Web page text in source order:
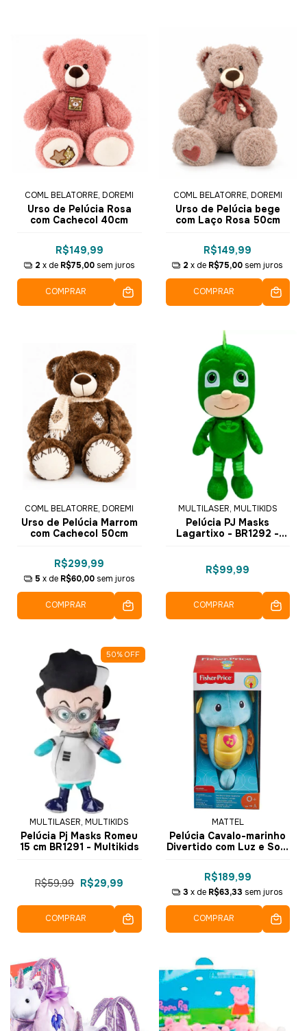
COML BELATORRE, DOREMI
Urso de Pelúcia Rosa
com Cachecol 40cm
R$149,99
2 x de R$75,00 sem juros
COMPRAR
COML BELATORRE, DOREMI
Urso de Pelúcia bege
com Laço Rosa 50cm
R$149,99
2 x de R$75,00 sem juros
COMPRAR
COML BELATORRE, DOREMI
Urso de Pelúcia Marrom
com Cachecol 50cm
R$299,99
5 x de R$60,00 sem juros
COMPRAR
MULTILASER, MULTIKIDS
Pelúcia PJ Masks
Lagartixo - BR1292 -
R$99,99
COMPRAR
50% OFF
MULTILASER, MULTIKIDS
Pelúcia Pj Masks Romeu
15 cm BR1291 - Multikids
R$59,99 R$29,99
COMPRAR
MATTEL
Pelúcia Cavalo-marinho
Divertido com Luz e Som
Mattel
R$189,99
3 x de R$63,33 sem juros
COMPRAR